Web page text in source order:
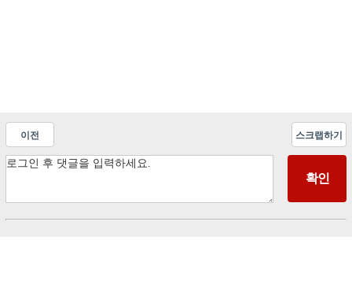
이전 스크랩하기